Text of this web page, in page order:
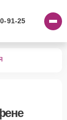
91-25